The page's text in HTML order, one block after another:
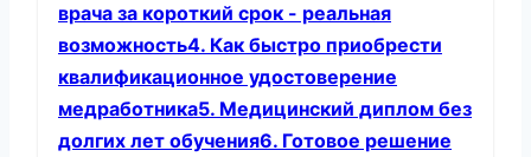
врача за короткий срок - реальная
возможность4. Как быстро приобрести
квалификационное удостоверение
медработника5. Медицинский диплом без
долгих лет обучения6. Готовое решение